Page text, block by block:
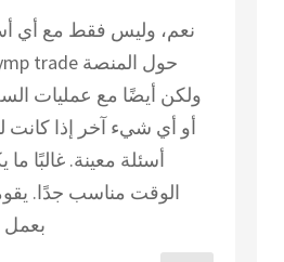
نعم، وليس فقط مع أي
ولكن أيضًا مع عمليات
أو أي شيء آخر إذا كانت
أسئلة معينة. غالبًا ما
الوقت مناسب جدًا.
بعمل